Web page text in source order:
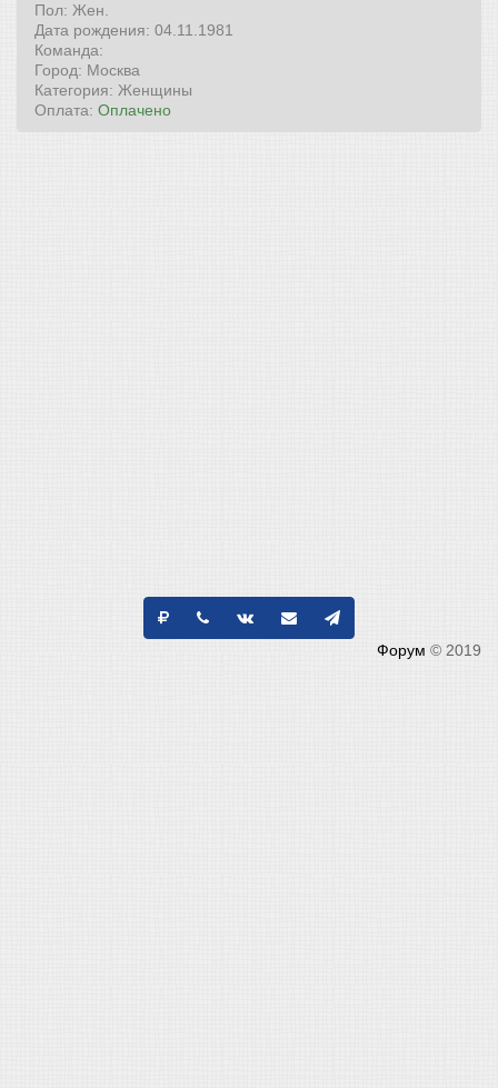
Пол: Жен.
Дата рождения: 04.11.1981
Команда:
Город: Москва
Категория: Женщины
Оплата: Оплачено
Форум © 2019